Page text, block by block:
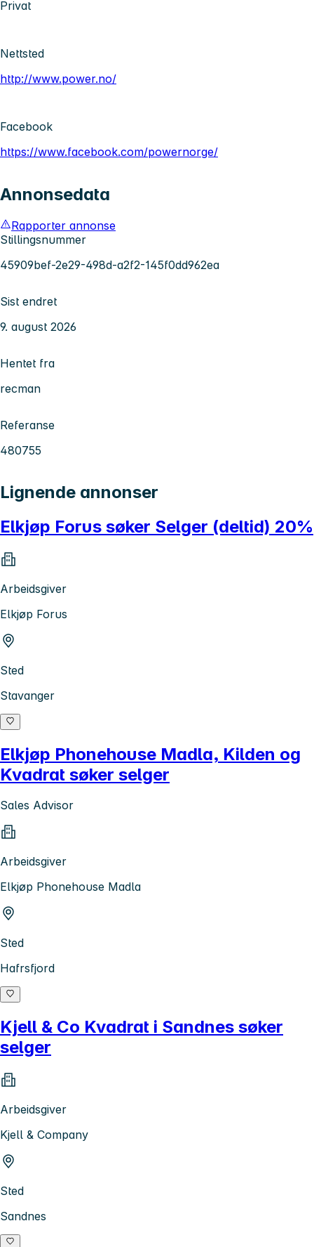
Privat
Nettsted
http://www.power.no/
Facebook
https://www.facebook.com/powernorge/
Annonsedata
Rapporter annonse
Stillingsnummer
45909bef-2e29-498d-a2f2-145f0dd962ea
Sist endret
9. august 2026
Hentet fra
recman
Referanse
480755
Lignende annonser
Elkjøp Forus søker Selger (deltid) 20%
Arbeidsgiver
Elkjøp Forus
Sted
Stavanger
Elkjøp Phonehouse Madla, Kilden og
Kvadrat søker selger
Sales Advisor
Arbeidsgiver
Elkjøp Phonehouse Madla
Sted
Hafrsfjord
Kjell & Co Kvadrat i Sandnes søker
selger
Arbeidsgiver
Kjell & Company
Sted
Sandnes